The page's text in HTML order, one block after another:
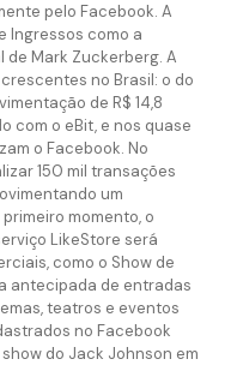
pelo Facebook. A
Ingressos como a
Mark Zuckerberg. A
no Brasil: o do
de R$ 14,8
com o eBit, e nos quase
o Facebook. No
150 mil transações
um
momento, o
LikeStore será
como o Show de
antecipada de entradas
teatros e eventos
no Facebook
do Jack Johnson em